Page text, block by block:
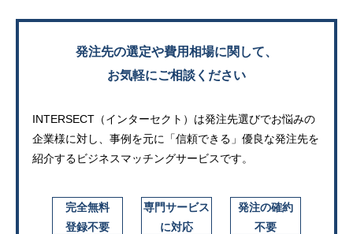
発注先の選定や費用相場に関して、
お気軽にご相談ください
INTERSECT（インターセクト）は発注先選びでお悩みの
企業様に対し、 事例を元に「信頼できる」優良な発注先を
紹介するビジネスマッチングサービスです。
完全無料
登録不要
専門サービス
に対応
発注の確約
不要